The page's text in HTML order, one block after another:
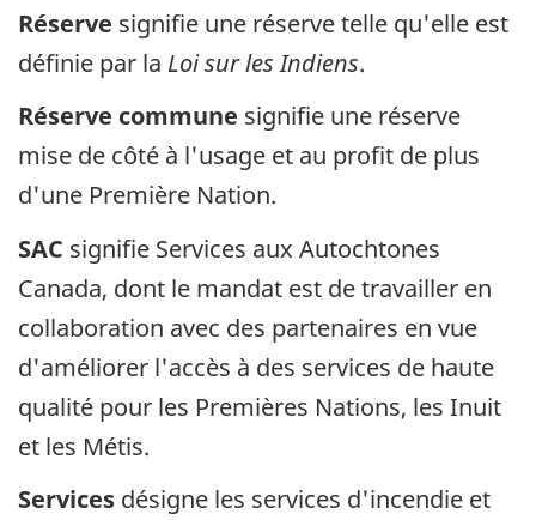
Réserve signifie une réserve telle qu'elle est
définie par la Loi sur les Indiens.
Réserve commune signifie une réserve
mise de côté à l'usage et au profit de plus
d'une Première Nation.
SAC signifie Services aux Autochtones
Canada, dont le mandat est de travailler en
collaboration avec des partenaires en vue
d'améliorer l'accès à des services de haute
qualité pour les Premières Nations, les Inuit
et les Métis.
Services désigne les services d'incendie et